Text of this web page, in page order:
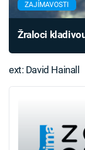
ZAJÍMAVOSTI
Žraloci
ext: David Hainall